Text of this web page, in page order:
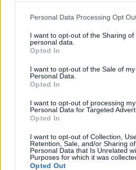
Personal Data Processing Opt
I want to opt-out of the Sharing of
personal data.
Opted In
I want to opt-out of the Sale of my
Personal Data.
Opted In
I want to opt-out of processing my
Personal Data for Targeted
Opted In
I want to opt-out of Collection,
Retention, Sale, and/or Sharing
Personal Data that Is Unrelated
Purposes for which it was
Opted Out